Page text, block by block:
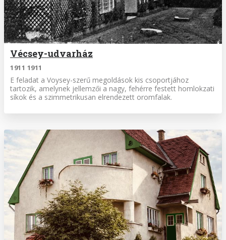
Vécsey-udvarház
1911 1911
E feladat a Voysey-szerű megoldások kis csoportjához
tartozik, amelynek jellemzői a nagy, fehérre festett homlokzati
síkok és a szimmetrikusan elrendezett oromfalak.